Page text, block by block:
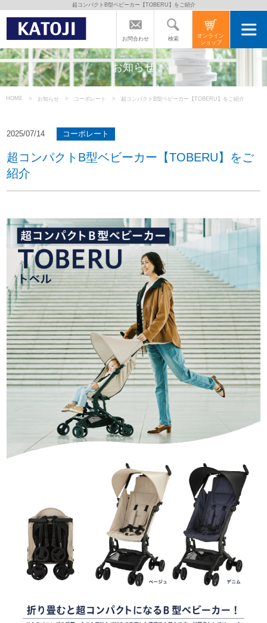
トップページ
カトージの商品
カトージについて
会社案内
お問い合わせ
お知らせ
チャイルドシートユーザー登録
ママコラボ
KATOJI TV
このサイトについて
プライバシーポリシー
サイトマップ
お問合わせ 検索
オンライン
ショップ
超コンパクトB型ベビーカー【TOBERU】をご紹介
お知らせ
HOME お知らせ コーポレート 超コンパクトB型ベビーカー【TOBERU】をご紹介
2025/07/14 コーポレート
超コンパクトB型ベビーカー【TOBERU】をご
紹介